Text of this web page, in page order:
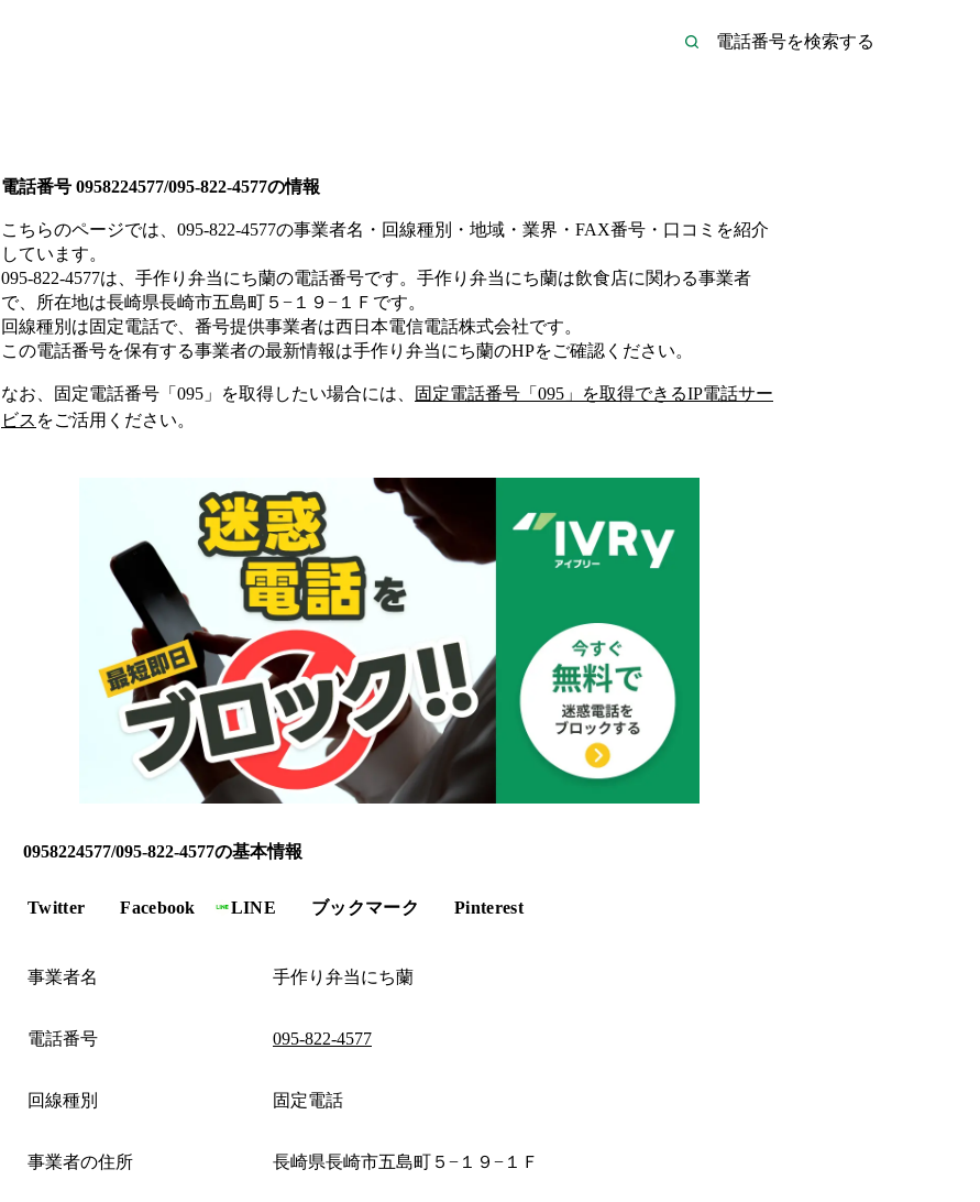
電話番号 0958224577/095-822-4577の情報
こちらのページでは、 095-822-4577の事業者名・回線種別・地域・業界・FAX番号・口コミを紹介
しています。
095-822-4577は、 手作り弁当にち蘭の電話番号です。 手作り弁当にち蘭は飲食店に関わる事業者
で、所在地は長崎県長崎市五島町５−１９−１Ｆ です。
回線種別は固定電話で、番号提供事業者は西日本電信電話株式会社です。
この電話番号を保有する事業者の最新情報は手作り弁当にち蘭のHPをご確認ください。
なお、固定電話番号「 095 」を取得したい場合には、 固定電話番号「 095 」を取得できるIP電話サー
ビス をご活用ください。
0958224577/095-822-4577の基本情報
Twitter Facebook LINE ブックマーク Pinterest
事業者名 手作り弁当にち蘭
電話番号 095-822-4577
回線種別 固定電話
事業者の住所 長崎県長崎市五島町５−１９−１Ｆ